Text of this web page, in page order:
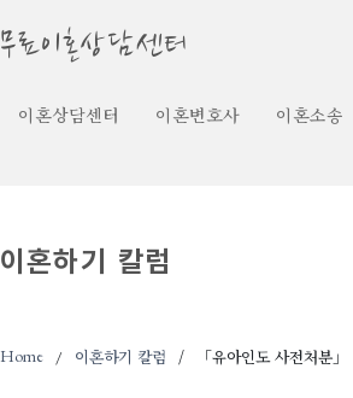
무료이혼상담센터
이혼상담센터 이혼변호사 이혼소송
이혼하기 칼럼
Home 이혼하기 칼럼 「유아인도 사전처분